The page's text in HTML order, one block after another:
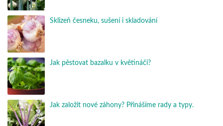
Sklizeň česneku, sušení i skladování
Jak pěstovat bazalku v květináči?
Jak založit nové záhony? Přinášíme rady a typy.